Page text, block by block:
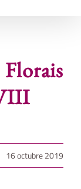
16 octubre 2019